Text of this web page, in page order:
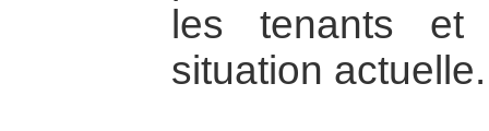
les tenants et
situation actuelle.